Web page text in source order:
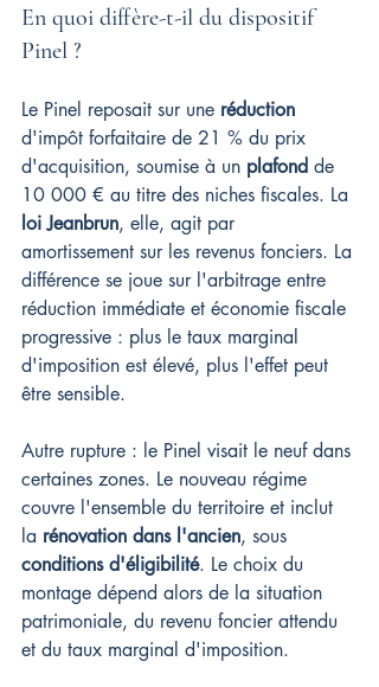
En quoi diffère-t-il du dispositif
Pinel ?
Le Pinel reposait sur une réduction
d'impôt forfaitaire de 21 % du prix
d'acquisition, soumise à un plafond de
10 000 € au titre des niches fiscales. La
loi Jeanbrun, elle, agit par
amortissement sur les revenus fonciers. La
différence se joue sur l'arbitrage entre
réduction immédiate et économie fiscale
progressive : plus le taux marginal
d'imposition est élevé, plus l'effet peut
être sensible.
Autre rupture : le Pinel visait le neuf dans
certaines zones. Le nouveau régime
couvre l'ensemble du territoire et inclut
la rénovation dans l'ancien, sous
conditions d'éligibilité. Le choix du
montage dépend alors de la situation
patrimoniale, du revenu foncier attendu
et du taux marginal d'imposition.